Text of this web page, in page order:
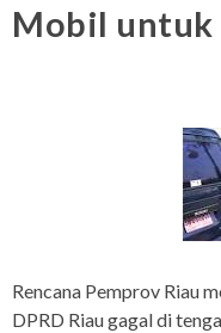
Mobil untuk
Rencana Pemprov Riau
DPRD Riau gagal di